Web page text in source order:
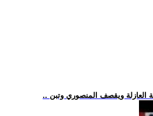
العازلة ويقصف المنصوري وتبن